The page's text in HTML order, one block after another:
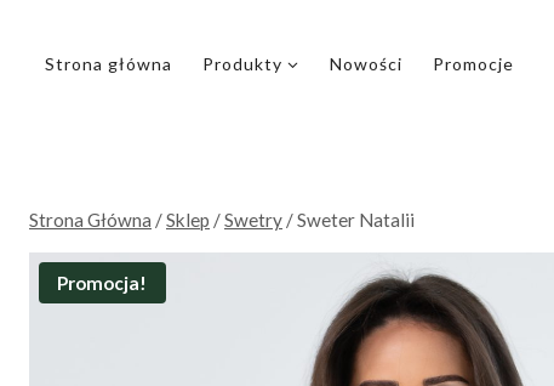
Strona główna Produkty Nowości Promocje
Strona Główna /Sklep /Swetry /Sweter Natalii
Promocja!